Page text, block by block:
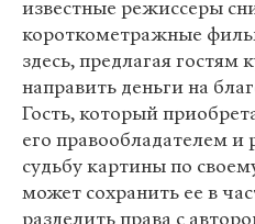
известные режиссеры
короткометражные
здесь, предлагая гостям
направить деньги на
Гость, который
его правообладателем
судьбу картины по
может сохранить ее в